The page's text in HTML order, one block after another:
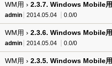
WM用 › 2.3.7. Windows Mobile
admin 2014.05.04 0.0/0
WM用 › 2.3.6. Windows Mobile
admin 2014.05.04 0.0/0
WM用 › 2.3.5. Windows Mobile